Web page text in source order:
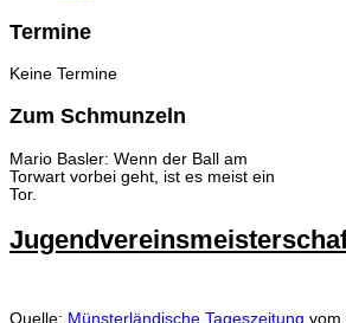
Termine
Keine Termine
Zum Schmunzeln
Mario Basler: Wenn der Ball am
Torwart vorbei geht, ist es meist ein
Tor.
Quelle: Münsterländische Tageszeitung vom